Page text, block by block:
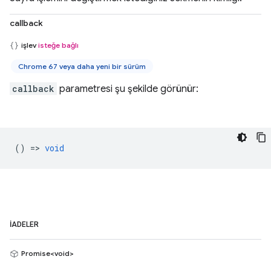
callback
işlevisteğe bağlı
Chrome 67 veya daha yeni bir sürüm
callback parametresi şu şekilde görünür:
() => void
İADELER
Promise<void>